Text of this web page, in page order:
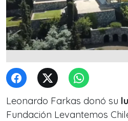
Leonardo Farkas donó su
Fundación Levantemos